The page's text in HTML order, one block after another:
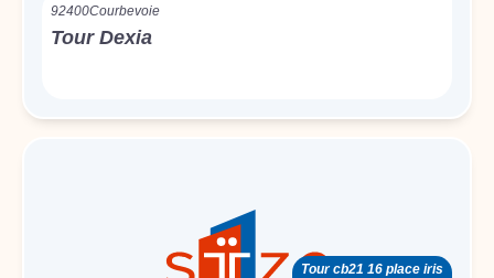
92400Courbevoie
Tour Dexia
Tour cb21 16 place iris